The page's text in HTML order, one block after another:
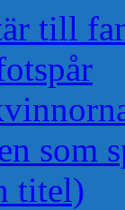
till
som
titel)